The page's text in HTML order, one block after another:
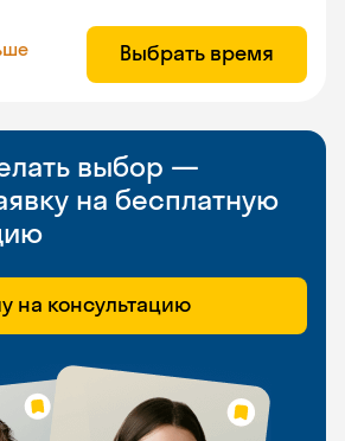
Выбрать время
выбор —
на бесплатную
на консультацию